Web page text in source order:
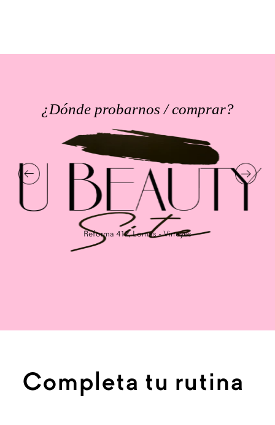
¿Dónde probarnos / comprar?
Reforma 412, Lomas - Virreyes
Completa tu rutina